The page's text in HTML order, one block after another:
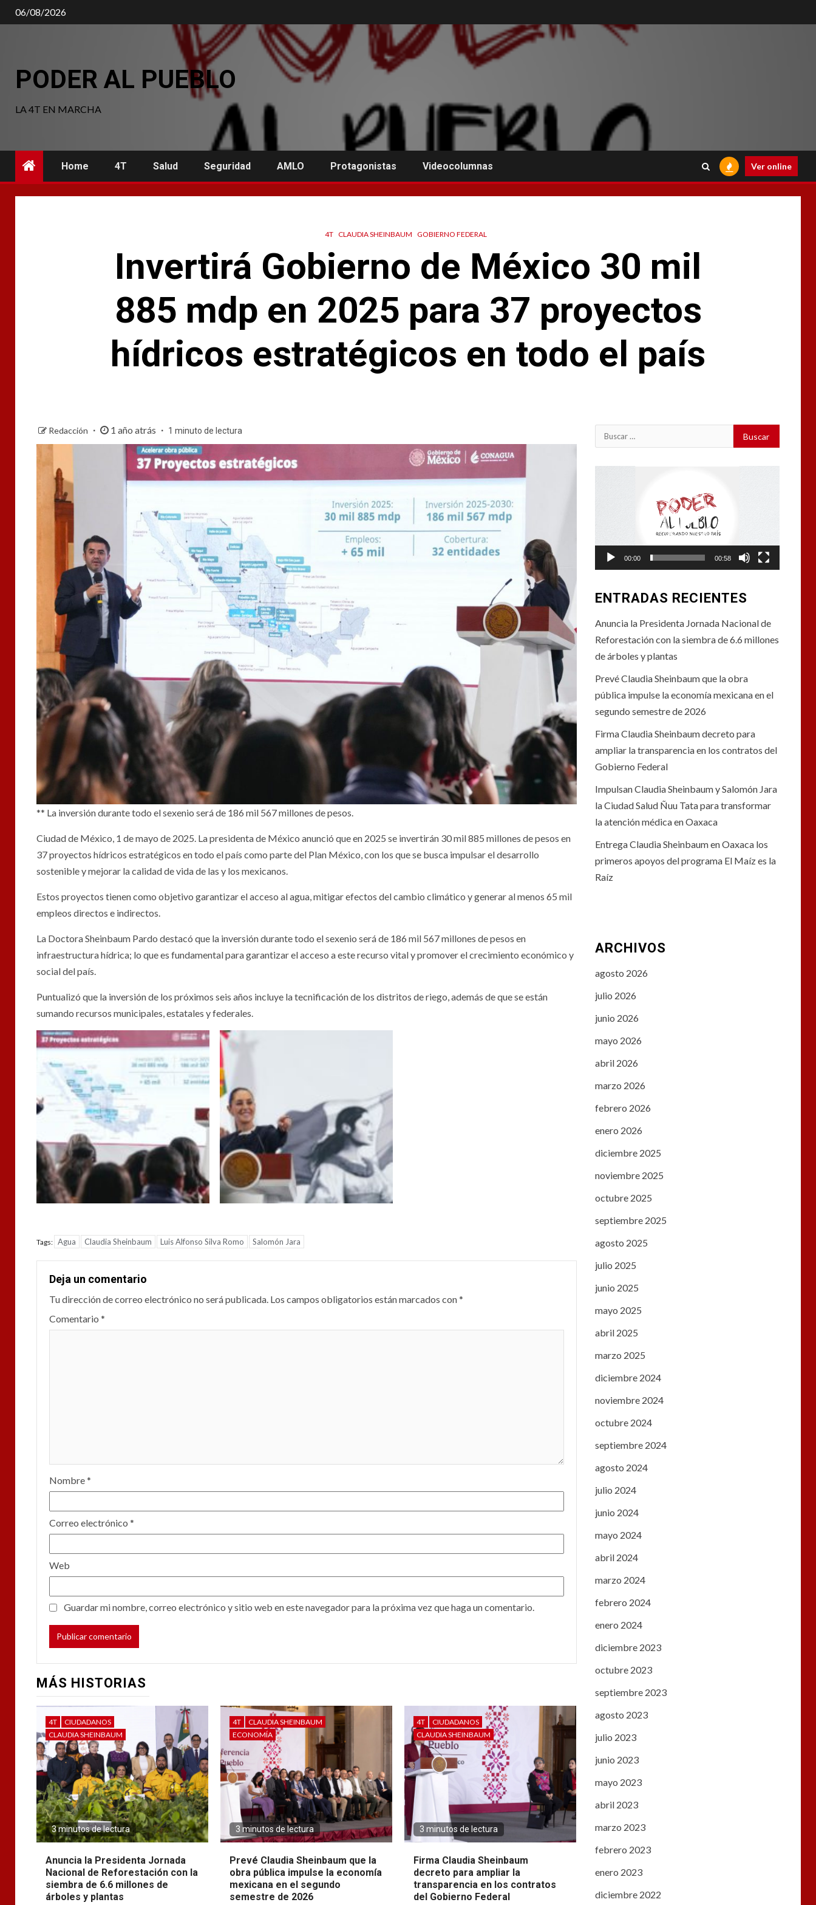
Saltar
al
06/08/2026
PODER AL PUEBLO
LA 4T EN MARCHA
Home 4T Salud Seguridad AMLO Protagonistas Videocolumnas Ver online
4T CLAUDIA SHEINBAUM GOBIERNO FEDERAL
Invertirá Gobierno de México 30 mil
885 mdp en 2025 para 37 proyectos
hídricos estratégicos en todo el país
Redacción 1 año atrás 1 minuto de lectura
** La inversión durante todo el sexenio será de 186 mil 567 millones de pesos.
Ciudad de México, 1 de mayo de 2025. La presidenta de México anunció que en 2025 se invertirán 30 mil 885 millones de pesos en
37 proyectos hídricos estratégicos en todo el país como parte del Plan México, con los que se busca impulsar el desarrollo
sostenible y mejorar la calidad de vida de las y los mexicanos.
Estos proyectos tienen como objetivo garantizar el acceso al agua, mitigar efectos del cambio climático y generar al menos 65 mil
empleos directos e indirectos.
La Doctora Sheinbaum Pardo destacó que la inversión durante todo el sexenio será de 186 mil 567 millones de pesos en
infraestructura hídrica; lo que es fundamental para garantizar el acceso a este recurso vital y promover el crecimiento económico y
social del país.
Puntualizó que la inversión de los próximos seis años incluye la tecnificación de los distritos de riego, además de que se están
sumando recursos municipales, estatales y federales.
Tags: Agua Claudia Sheinbaum Luis Alfonso Silva Romo Salomón Jara
Deja un comentario
Tu dirección de correo electrónico no será publicada. Los campos obligatorios están marcados con*
Comentario *
Nombre*
Correo electrónico *
Web
Guardar mi nombre, correo electrónico y sitio web en este navegador para la próxima vez que haga un comentario.
MÁS HISTORIAS
4T
CIUDADANOS
CLAUDIA SHEINBAUM
3 minutos de lectura
Anuncia la Presidenta Jornada
Nacional de Reforestación con la
siembra de 6.6 millones de
árboles y plantas
4T
CLAUDIA SHEINBAUM
ECONOMÍA
3 minutos de lectura
Prevé Claudia Sheinbaum que la
obra pública impulse la economía
mexicana en el segundo
semestre de 2026
4T
CIUDADANOS
CLAUDIA SHEINBAUM
3 minutos de lectura
Firma Claudia Sheinbaum
decreto para ampliar la
transparencia en los contratos
del Gobierno Federal
Buscar:
00:00 00:58
ENTRADAS RECIENTES
Anuncia la Presidenta Jornada Nacional de
Reforestación con la siembra de 6.6 millones
de árboles y plantas
Prevé Claudia Sheinbaum que la obra
pública impulse la economía mexicana en el
segundo semestre de 2026
Firma Claudia Sheinbaum decreto para
ampliar la transparencia en los contratos del
Gobierno Federal
Impulsan Claudia Sheinbaum y Salomón Jara
la Ciudad Salud Ñuu Tata para transformar
la atención médica en Oaxaca
Entrega Claudia Sheinbaum en Oaxaca los
primeros apoyos del programa El Maíz es la
Raíz
ARCHIVOS
agosto 2026
julio 2026
junio 2026
mayo 2026
abril 2026
marzo 2026
febrero 2026
enero 2026
diciembre 2025
noviembre 2025
octubre 2025
septiembre 2025
agosto 2025
julio 2025
junio 2025
mayo 2025
abril 2025
marzo 2025
diciembre 2024
noviembre 2024
octubre 2024
septiembre 2024
agosto 2024
julio 2024
junio 2024
mayo 2024
abril 2024
marzo 2024
febrero 2024
enero 2024
diciembre 2023
octubre 2023
septiembre 2023
agosto 2023
julio 2023
junio 2023
mayo 2023
abril 2023
marzo 2023
febrero 2023
enero 2023
diciembre 2022